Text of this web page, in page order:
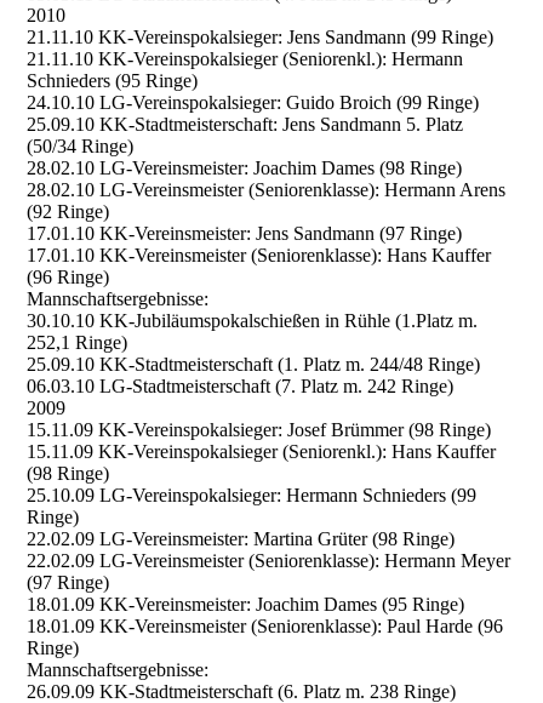
2010
21.11.10 KK-Vereinspokalsieger: Jens Sandmann (99 Ringe)
21.11.10 KK-Vereinspokalsieger (Seniorenkl.): Hermann
Schnieders (95 Ringe)
24.10.10 LG-Vereinspokalsieger: Guido Broich (99 Ringe)
25.09.10 KK-Stadtmeisterschaft: Jens Sandmann 5. Platz
(50/34 Ringe)
28.02.10 LG-Vereinsmeister: Joachim Dames (98 Ringe)
28.02.10 LG-Vereinsmeister (Seniorenklasse): Hermann Arens
(92 Ringe)
17.01.10 KK-Vereinsmeister: Jens Sandmann (97 Ringe)
17.01.10 KK-Vereinsmeister (Seniorenklasse): Hans Kauffer
(96 Ringe)
Mannschaftsergebnisse:
30.10.10 KK-Jubiläumspokalschießen in Rühle (1.Platz m.
252,1 Ringe)
25.09.10 KK-Stadtmeisterschaft (1. Platz m. 244/48 Ringe)
06.03.10 LG-Stadtmeisterschaft (7. Platz m. 242 Ringe)
2009
15.11.09 KK-Vereinspokalsieger: Josef Brümmer (98 Ringe)
15.11.09 KK-Vereinspokalsieger (Seniorenkl.): Hans Kauffer
(98 Ringe)
25.10.09 LG-Vereinspokalsieger: Hermann Schnieders (99
Ringe)
22.02.09 LG-Vereinsmeister: Martina Grüter (98 Ringe)
22.02.09 LG-Vereinsmeister (Seniorenklasse): Hermann Meyer
(97 Ringe)
18.01.09 KK-Vereinsmeister: Joachim Dames (95 Ringe)
18.01.09 KK-Vereinsmeister (Seniorenklasse): Paul Harde (96
Ringe)
Mannschaftsergebnisse:
26.09.09 KK-Stadtmeisterschaft (6. Platz m. 238 Ringe)